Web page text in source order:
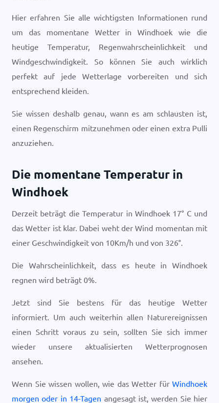
Hier erfahren Sie alle wichtigsten Informationen rund
um das momentane Wetter in Windhoek wie die
heutige Temperatur, Regenwahrscheinlichkeit und
Windgeschwindigkeit. So können Sie auch wirklich
perfekt auf jede Wetterlage vorbereiten und sich
entsprechend kleiden.
Sie wissen deshalb genau, wann es am schlausten ist,
einen Regenschirm mitzunehmen oder einen extra Pulli
anzuziehen.
Die momentane Temperatur in
Windhoek
Derzeit beträgt die Temperatur in Windhoek 17° Cund
das Wetter ist klar. Dabei weht der Wind momentan mit
einer Geschwindigkeit von 10Km/h und von 326°.
Die Wahrscheinlichkeit, dass es heute in Windhoek
regnen wird beträgt 0%.
Jetzt sind Sie bestens für das heutige Wetter
informiert. Um auch weiterhin allen Naturereignissen
einen Schritt voraus zu sein, sollten Sie sich immer
wieder unsere aktualisierten Wetterprognosen
ansehen.
Wenn Sie wissen wollen, wie das Wetter für Windhoek
morgen oder in 14-Tagen angesagt ist, werden Sie hier